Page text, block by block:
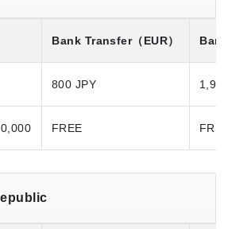
Bank Transfer（EUR）
800 JPY
FREE